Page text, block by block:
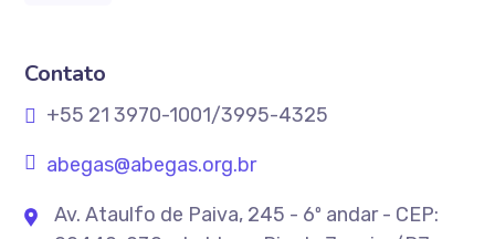
Contato
+55 21 3970-1001/3995-4325
abegas@abegas.org.br
Av. Ataulfo de Paiva, 245 - 6º andar - CEP: